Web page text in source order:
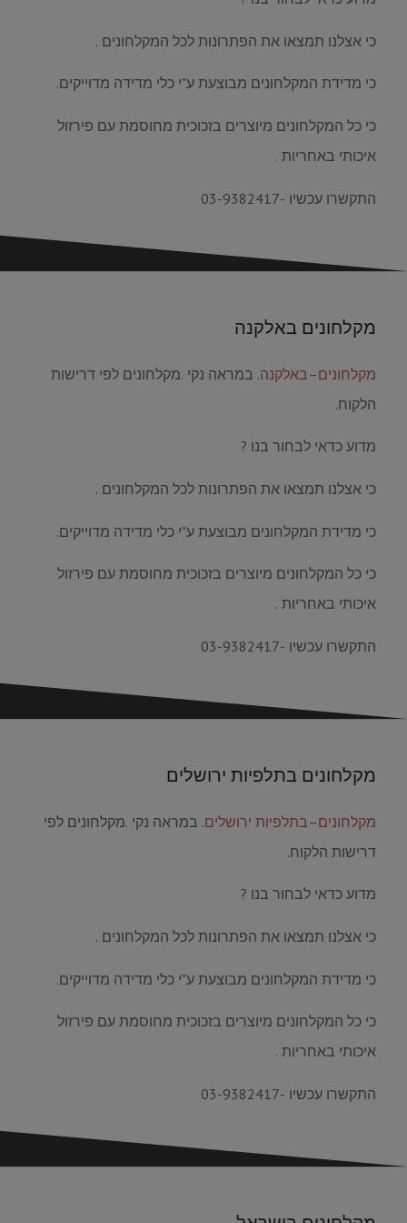
כי אצלנו תמצאו את הפתרונות לכל המקלחונים .
כי מדידת המקלחונים מבוצעת ע"י כלי מדידה מדוייקים.
כי כל המקלחונים מיוצרים בזכוכית מחוסמת עם פירזול
איכותי באחריות .
התקשרו עכשיו -03-9382417
מקלחונים באלקנה
מקלחונים–באלקנה. במראה נקי .מקלחונים לפי דרישות
הלקוח.
מדוע כדאי לבחור בנו ?
כי אצלנו תמצאו את הפתרונות לכל המקלחונים .
כי מדידת המקלחונים מבוצעת ע"י כלי מדידה מדוייקים.
כי כל המקלחונים מיוצרים בזכוכית מחוסמת עם פירזול
איכותי באחריות .
התקשרו עכשיו -03-9382417
מקלחונים בתלפיות ירושלים
מקלחונים–בתלפיות ירושלים. במראה נקי .מקלחונים לפי
דרישות הלקוח.
מדוע כדאי לבחור בנו ?
כי אצלנו תמצאו את הפתרונות לכל המקלחונים .
כי מדידת המקלחונים מבוצעת ע"י כלי מדידה מדוייקים.
כי כל המקלחונים מיוצרים בזכוכית מחוסמת עם פירזול
איכותי באחריות .
התקשרו עכשיו -03-9382417